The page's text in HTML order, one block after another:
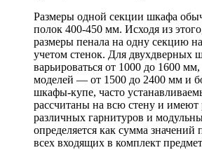
Размеры одной секции шкафа
полок 400-450 мм. Исходя из
размеры пенала на одну секцию
учетом стенок. Для двухдверных
варьироваться от 1000 до 1600
моделей — от 1500 до 2400 мм и
шкафы-купе, часто
рассчитаны на всю стену и
различных гарнитуров и
определяется как сумма
всех входящих в комплект